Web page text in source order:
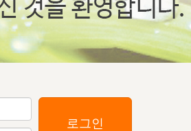
로그인